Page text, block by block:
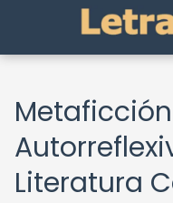
Literatura